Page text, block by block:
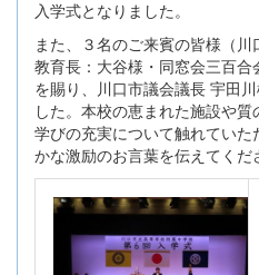
入学式となりました。
また、３名のご来賓の皆様（
教育長：大谷様・同窓会三百
を賜り、川口市議会議長 宇田
した。本校の恵まれた施設や
学びの充実について触れてい
かな激励のお言葉を伝えてくだ